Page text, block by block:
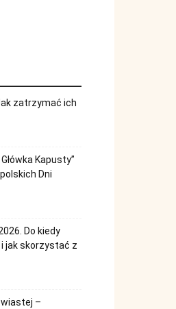
zatrzymać ich
Kapusty”
Dni
Do kiedy
jak skorzystać z
–